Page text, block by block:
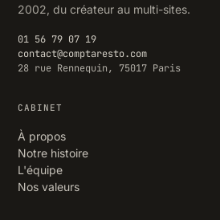
2002, du créateur au multi-sites.
01 56 79 07 19
contact@comptaresto.com
28 rue Rennequin, 75017 Paris
CABINET
À propos
Notre histoire
L'équipe
Nos valeurs